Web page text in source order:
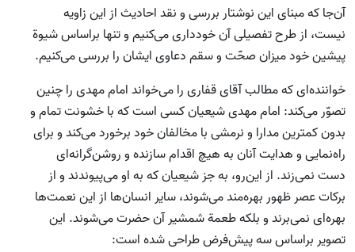
آن‌جا که مبنای این نوشتار بررسی و نقد احادیث از این زاویه
نیست، از طرح تفصیلی آن خودداری می‌کنیم و تنها براساس شیوة
پیشین خود میزان صحّت و سقم دعاوی ایشان را بررسی می‌کنیم.
خواننده‌ای که مطالب آقای قفاری را می‌خواند امام مهدی را چنین
تصوّر می‌کند: امام مهدی شیعیان کسی است که با خشونت تمام و
بدون کمترین مدارا و نرمشی با مخالفان خود برخورد می‌کند و برای
راه‌نمایی و هدایت آنان به هیچ اقدام سازنده و روشن‌گرانه‌ای
دست نمی‌زند. از این‌رو، به جز شیعیان که به او می‌پیوندند و از
برکات عصر ظهور بهره‌مند می‌شوند، سایر انسان‌ها از این نعمت‌ها
بهره‌ای نمی‌برند و بلکه طعمة شمشیر آن حضرت می‌شوند. این
تصویر براساس سه پیش‌فرض طراحی شده است: